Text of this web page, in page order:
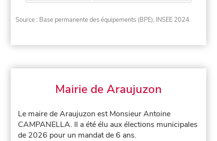
Source : Base permanente des équipements (BPE), INSEE 2024.
Mairie de Araujuzon
Le maire de Araujuzon est Monsieur Antoine
CAMPANELLA. Il a été élu aux élections municipales
de 2026 pour un mandat de 6 ans.